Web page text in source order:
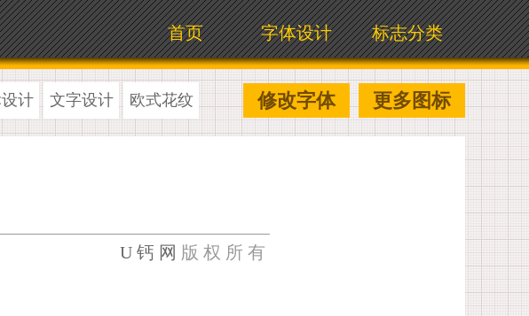
标志分类
字体设计
首页
计 文字设计 欧式花纹 更多图标
修改字体
U钙网 版权所有